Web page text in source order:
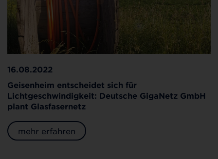
16.08.2022
Geisenheim entscheidet sich für
Lichtgeschwindigkeit: Deutsche GigaNetz GmbH
plant Glasfasernetz
mehr erfahren